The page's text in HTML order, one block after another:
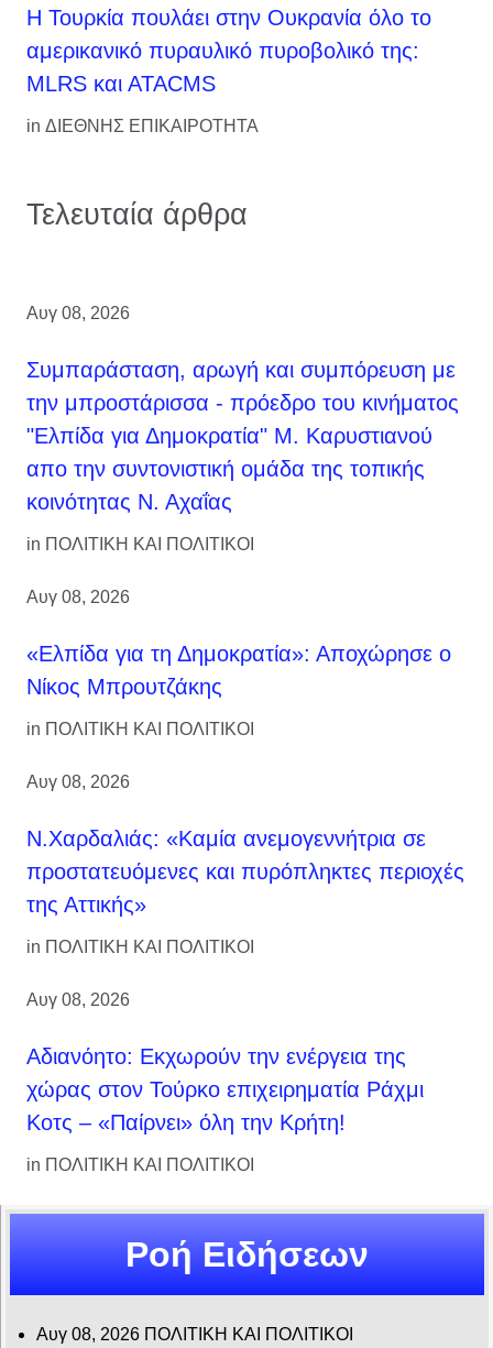
Η Τουρκία πουλάει στην Ουκρανία όλο το
αμερικανικό πυραυλικό πυροβολικό της:
MLRS και ΑΤΑCMS
in ΔΙΕΘΝΗΣ ΕΠΙΚΑΙΡΟΤΗΤΑ
Τελευταία άρθρα
Αυγ 08, 2026
Συμπαράσταση, αρωγή και συμπόρευση με
την μπροστάρισσα - πρόεδρο του κινήματος
"Ελπίδα για Δημοκρατία" Μ. Καρυστιανού
απο την συντονιστική ομάδα της τοπικής
κοινότητας Ν. Αχαΐας
in ΠΟΛΙΤΙΚΗ ΚΑΙ ΠΟΛΙΤΙΚΟΙ
Αυγ 08, 2026
«Ελπίδα για τη Δημοκρατία»: Αποχώρησε ο
Νίκος Μπρουτζάκης
in ΠΟΛΙΤΙΚΗ ΚΑΙ ΠΟΛΙΤΙΚΟΙ
Αυγ 08, 2026
Ν.Χαρδαλιάς: «Καμία ανεμογεννήτρια σε
προστατευόμενες και πυρόπληκτες περιοχές
της Αττικής»
in ΠΟΛΙΤΙΚΗ ΚΑΙ ΠΟΛΙΤΙΚΟΙ
Αυγ 08, 2026
Αδιανόητο: Εκχωρούν την ενέργεια της
χώρας στον Τούρκο επιχειρηματία Ράχμι
Κοτς – «Παίρνει» όλη την Κρήτη!
in ΠΟΛΙΤΙΚΗ ΚΑΙ ΠΟΛΙΤΙΚΟΙ
Ροή Ειδήσεων
Αυγ 08, 2026 ΠΟΛΙΤΙΚΗ ΚΑΙ ΠΟΛΙΤΙΚΟΙ